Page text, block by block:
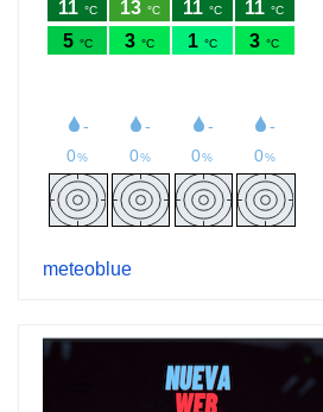
meteoblue